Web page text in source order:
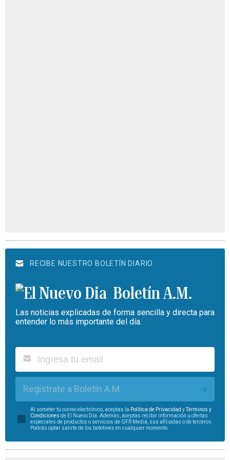
RECIBE NUESTRO BOLETÍN DIARIO
Boletín A.M.
Las noticias explicadas de forma sencilla y directa para
entender lo más importante del día.
Regístrate a Boletín A.M.
Al someter tu correo electrónico, aceptas la Política de Privacidad yTérminos y
Condiciones de El Nuevo Día. Además, aceptas recibir información u ofertas
especiales de productos o servicios de GFR Media, sus afiliadas o de terceros.
Podrás optar salirte de los boletines en cualquier momento.